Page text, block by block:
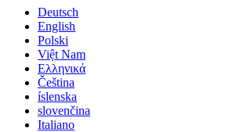
Deutsch
English
Polski
Việt Nam
Ελληνικά
Čeština
íslenska
slovenčina
Italiano